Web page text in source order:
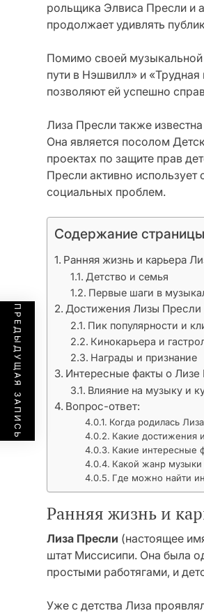
рольщика Элвиса Пресли и
продолжает удивлять
Помимо своей музыкальной
пути в Нэшвилл» и
позволяют ей успешно
Лиза Пресли также
Она является посолом
проектах по защите прав
Пресли активно
социальных проблем.
Содержание страницы
Ранняя жизнь и карьера
Детство и семья
Первые шаги в
Достижения Лизы Пресли
Пик популярности и
Кинокарьера и
Награды и признание
Интересные факты о Лизе
Влияние на музыку и
Вопрос-ответ:
Когда родилась
Какие достижения
Какие интересные
Какой жанр музыки
Где можно найти
Ранняя жизнь и
Лиза Пресли (настоящее
штат Миссисипи. Она была
простыми работягами, и
Уже с детства Лиза
ПРЕДЫДУЩАЯ ЗАПИСЬ